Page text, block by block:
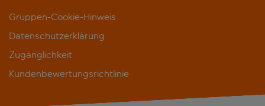
Gruppen-Cookie-Hinweis
Datenschutzerklärung
Zugänglichkeit
Kundenbewertungsrichtlinie